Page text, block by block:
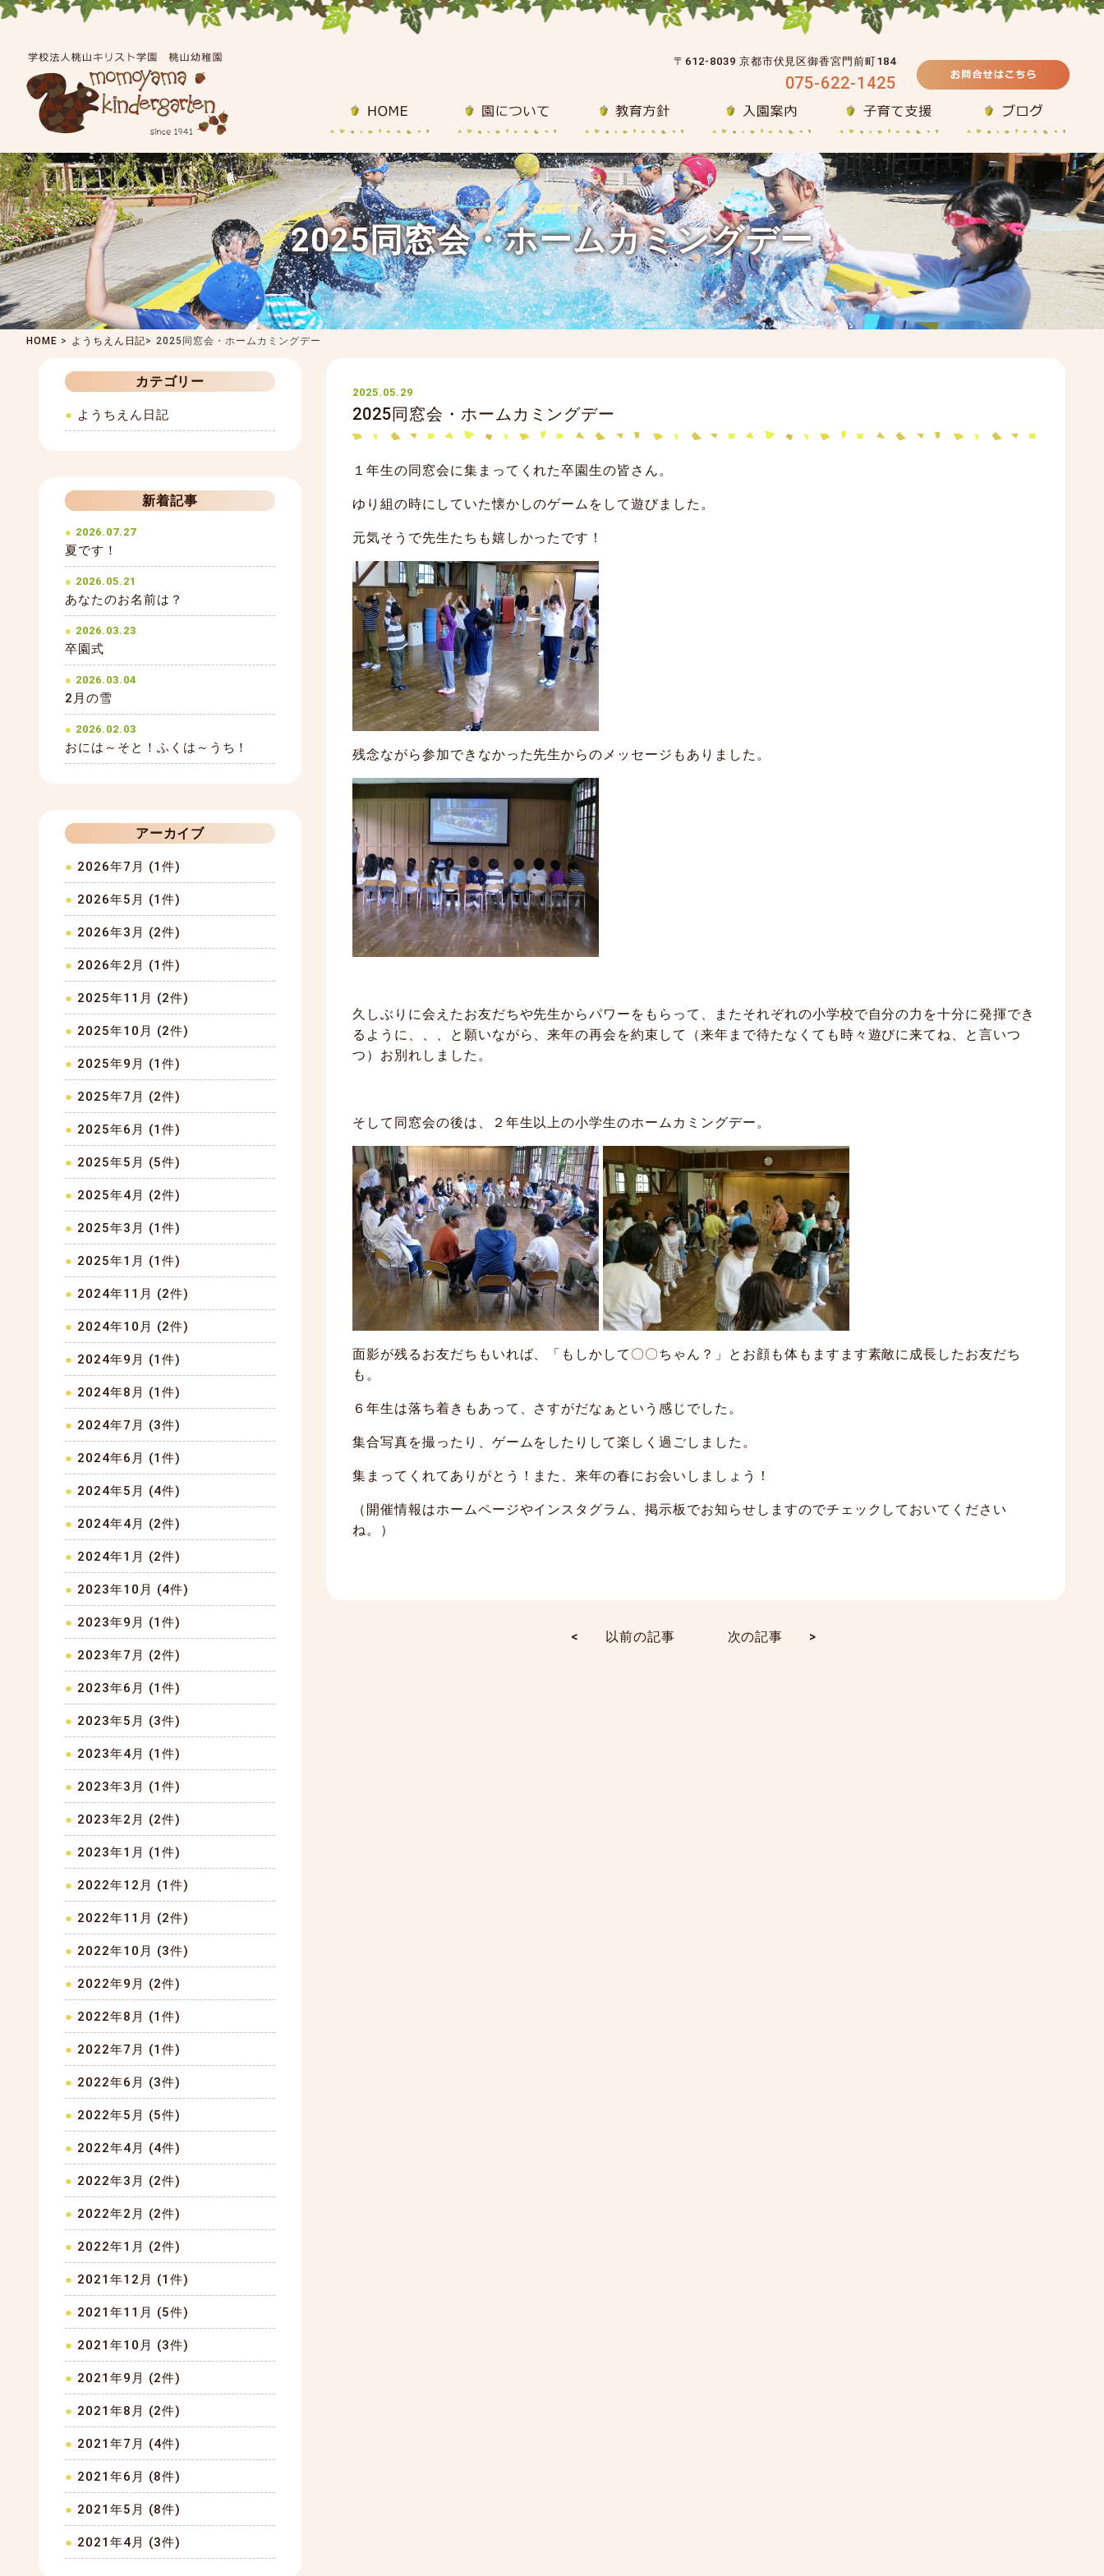
〒612-8039 京都市伏見区御香宮門前町184
075-622-1425
2025同窓会・ホームカミングデー
HOME > ようちえん日記> 2025同窓会・ホームカミングデー
カテゴリー
ようちえん日記
新着記事
2026.07.27
夏です！
2026.05.21
あなたのお名前は？
2026.03.23
卒園式
2026.03.04
2月の雪
2026.02.03
おには～そと！ふくは～うち！
アーカイブ
2026年7月 (1件)
2026年5月 (1件)
2026年3月 (2件)
2026年2月 (1件)
2025年11月 (2件)
2025年10月 (2件)
2025年9月 (1件)
2025年7月 (2件)
2025年6月 (1件)
2025年5月 (5件)
2025年4月 (2件)
2025年3月 (1件)
2025年1月 (1件)
2024年11月 (2件)
2024年10月 (2件)
2024年9月 (1件)
2024年8月 (1件)
2024年7月 (3件)
2024年6月 (1件)
2024年5月 (4件)
2024年4月 (2件)
2024年1月 (2件)
2023年10月 (4件)
2023年9月 (1件)
2023年7月 (2件)
2023年6月 (1件)
2023年5月 (3件)
2023年4月 (1件)
2023年3月 (1件)
2023年2月 (2件)
2023年1月 (1件)
2022年12月 (1件)
2022年11月 (2件)
2022年10月 (3件)
2022年9月 (2件)
2022年8月 (1件)
2022年7月 (1件)
2022年6月 (3件)
2022年5月 (5件)
2022年4月 (4件)
2022年3月 (2件)
2022年2月 (2件)
2022年1月 (2件)
2021年12月 (1件)
2021年11月 (5件)
2021年10月 (3件)
2021年9月 (2件)
2021年8月 (2件)
2021年7月 (4件)
2021年6月 (8件)
2021年5月 (8件)
2021年4月 (3件)
2025.05.29
2025同窓会・ホームカミングデー
１年生の同窓会に集まってくれた卒園生の皆さん。
ゆり組の時にしていた懐かしのゲームをして遊びました。
元気そうで先生たちも嬉しかったです！
残念ながら参加できなかった先生からのメッセージもありました。
久しぶりに会えたお友だちや先生からパワーをもらって、またそれぞれの小学校で自分の力を十分に発揮でき
るように、、、と願いながら、来年の再会を約束して（来年まで待たなくても時々遊びに来てね、と言いつ
つ）お別れしました。
そして同窓会の後は、２年生以上の小学生のホームカミングデー。
面影が残るお友だちもいれば、「もしかして〇〇ちゃん？」とお顔も体もますます素敵に成長したお友だち
も。
６年生は落ち着きもあって、さすがだなぁという感じでした。
集合写真を撮ったり、ゲームをしたりして楽しく過ごしました。
集まってくれてありがとう！また、来年の春にお会いしましょう！
（開催情報はホームページやインスタグラム、掲示板でお知らせしますのでチェックしておいてください
ね。）
< 以前の記事 次の記事 >